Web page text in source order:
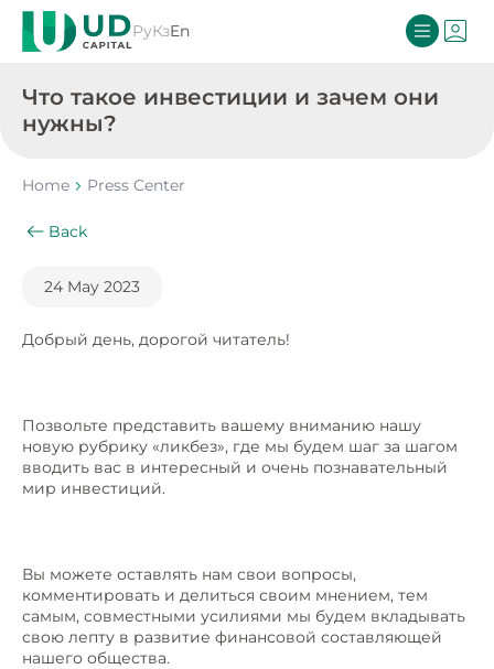
РуКзEn
Что такое инвестиции и зачем они
нужны?
Home Press Center
Back
24 May 2023
Добрый день, дорогой читатель!
Позвольте представить вашему вниманию нашу
новую рубрику «ликбез», где мы будем шаг за шагом
вводить вас в интересный и очень познавательный
мир инвестиций.
Вы можете оставлять нам свои вопросы,
комментировать и делиться своим мнением, тем
самым, совместными усилиями мы будем вкладывать
свою лепту в развитие финансовой составляющей
нашего общества.